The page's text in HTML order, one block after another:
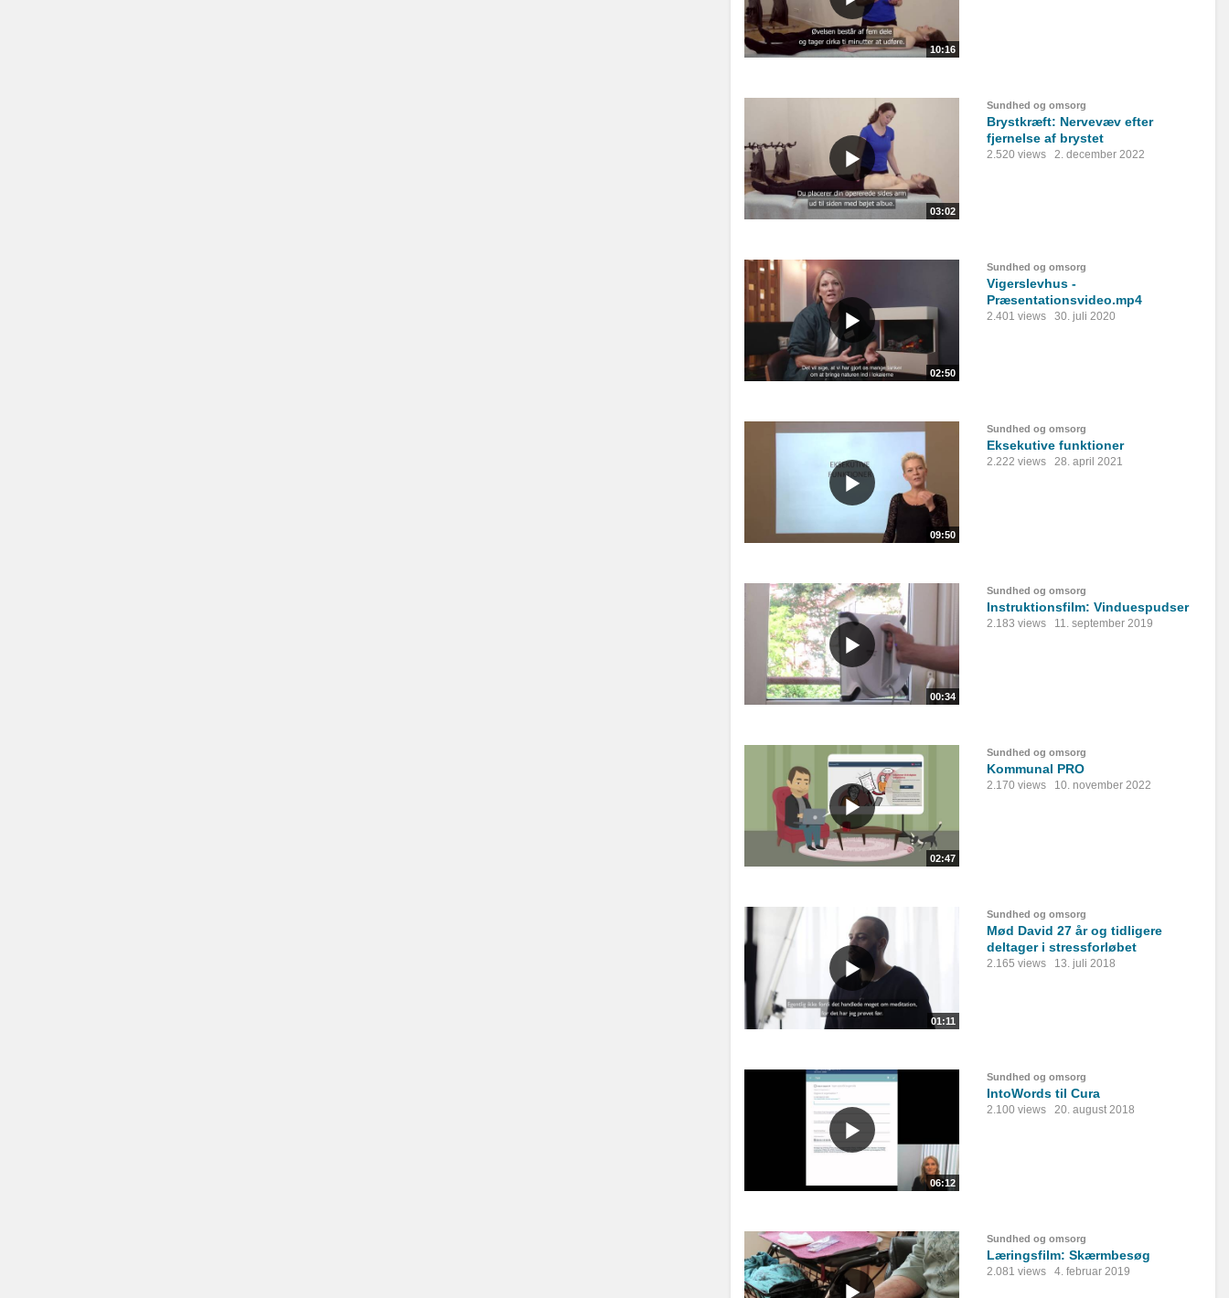
10:16
03:02
Sundhed og omsorg
Brystkræft: Nervevæv efter
fjernelse af brystet
2.520 views 2. december 2022
02:50
Sundhed og omsorg
Vigerslevhus -
Præsentationsvideo.mp4
2.401 views 30. juli 2020
09:50
Sundhed og omsorg
Eksekutive funktioner
2.222 views 28. april 2021
00:34
Sundhed og omsorg
Instruktionsfilm: Vinduespudser
2.183 views 11. september 2019
02:47
Sundhed og omsorg
Kommunal PRO
2.170 views 10. november 2022
01:11
Sundhed og omsorg
Mød David 27 år og tidligere
deltager i stressforløbet
2.165 views 13. juli 2018
06:12
Sundhed og omsorg
IntoWords til Cura
2.100 views 20. august 2018
Sundhed og omsorg
Læringsfilm: Skærmbesøg
2.081 views 4. februar 2019